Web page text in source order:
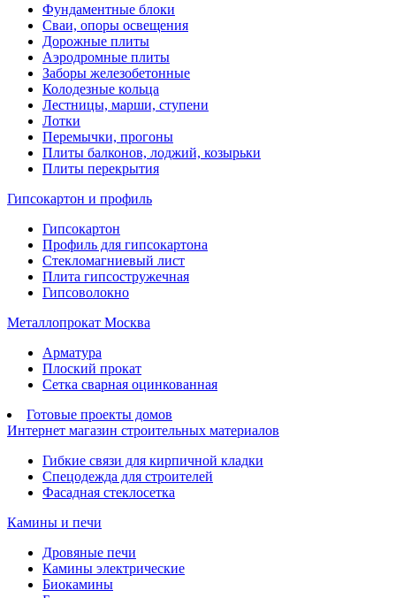
Фундаментные блоки
Сваи, опоры освещения
Дорожные плиты
Аэродромные плиты
Заборы железобетонные
Колодезные кольца
Лестницы, марши, ступени
Лотки
Перемычки, прогоны
Плиты балконов, лоджий, козырьки
Плиты перекрытия
Гипсокартон и профиль
Гипсокартон
Профиль для гипсокартона
Стекломагниевый лист
Плита гипсостружечная
Гипсоволокно
Металлопрокат Москва
Арматура
Плоский прокат
Сетка сварная оцинкованная
Готовые проекты домов
Интернет магазин строительных материалов
Гибкие связи для кирпичной кладки
Спецодежда для строителей
Фасадная стеклосетка
Камины и печи
Дровяные печи
Камины электрические
Биокамины